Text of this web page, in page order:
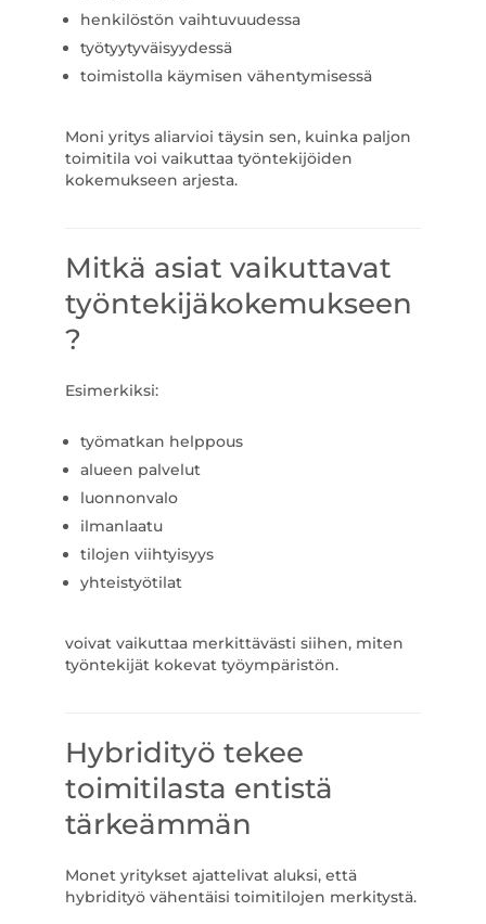
henkilöstön vaihtuvuudessa
työtyytyväisyydessä
toimistolla käymisen vähentymisessä
Moni yritys aliarvioi täysin sen, kuinka paljon
toimitila voi vaikuttaa työntekijöiden
kokemukseen arjesta.
Mitkä asiat vaikuttavat
työntekijäkokemukseen
?
Esimerkiksi:
työmatkan helppous
alueen palvelut
luonnonvalo
ilmanlaatu
tilojen viihtyisyys
yhteistyötilat
voivat vaikuttaa merkittävästi siihen, miten
työntekijät kokevat työympäristön.
Hybridityö tekee
toimitilasta entistä
tärkeämmän
Monet yritykset ajattelivat aluksi, että
hybridityö vähentäisi toimitilojen merkitystä.